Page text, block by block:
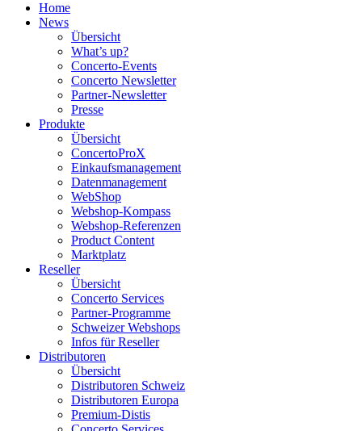
Home
News
Übersicht
What’s up?
Concerto-Events
Concerto Newsletter
Partner-Newsletter
Presse
Produkte
Übersicht
ConcertoProX
Einkaufsmanagement
Datenmanagement
WebShop
Webshop-Kompass
Webshop-Referenzen
Product Content
Marktplatz
Reseller
Übersicht
Concerto Services
Partner-Programme
Schweizer Webshops
Infos für Reseller
Distributoren
Übersicht
Distributoren Schweiz
Distributoren Europa
Premium-Distis